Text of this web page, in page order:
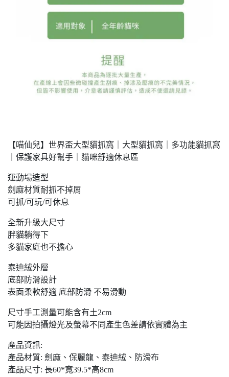
【喵仙兒】世界盃大型貓抓窩｜大型貓抓窩｜多功能貓抓窩
｜保護家具好幫手｜貓咪舒適休息區
運動場造型
劍麻材質耐抓不掉屑
可抓/可玩/可休息
全新升級大尺寸
胖貓躺得下
多貓家庭也不擔心
泰迪絨外層
底部防滑設計
表面柔軟舒適 底部防滑 不易滑動
尺寸手工測量可能含有土2cm
可能因拍攝燈光及螢幕不同產生色差請依實體為主
產品資訊:
產品材質: 劍麻、保麗龍、泰迪絨、防滑布
產品尺寸: 長60*寬39.5*高8cm